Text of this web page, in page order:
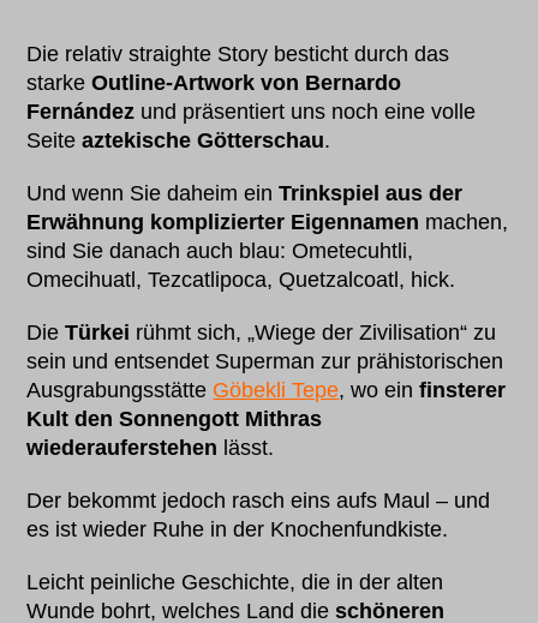
Die relativ straighte Story besticht durch das
starkeOutline-Artwork von Bernardo
Fernández und präsentiert uns noch eine volle
Seiteaztekische Götterschau.
Und wenn Sie daheim einTrinkspiel aus der
Erwähnung komplizierter Eigennamen machen,
sind Sie danach auch blau: Ometecuhtli,
Omecihuatl, Tezcatlipoca, Quetzalcoatl, hick.
DieTürkei rühmt sich, „Wiege der Zivilisation“ zu
sein und entsendet Superman zur prähistorischen
Ausgrabungsstätte Göbekli Tepe, wo einfinsterer
Kult den Sonnengott Mithras
wiederauferstehen lässt.
Der bekommt jedoch rasch eins aufs Maul – und
es ist wieder Ruhe in der Knochenfundkiste.
Leicht peinliche Geschichte, die in der alten
Wunde bohrt, welches Land dieschöneren